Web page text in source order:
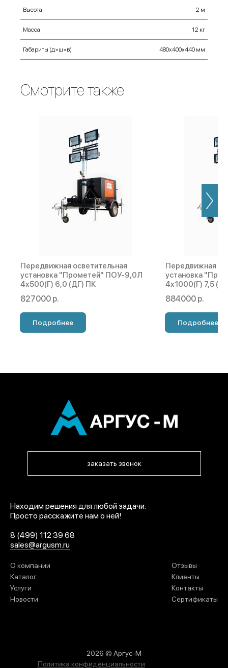
Высота 2 м
Масса 12 кг
Габариты (д×ш×в) 480х400х440 мм
Смотрите также
Передвижная осветительная
установка "Прометей" ПОУ-9,0Л
4х500(Г) 6,0 (ДГ) ПК
827000 р.
Подробнее
Передвижная
установка
4х1000(Г) 7,5
884000 р.
Подробнее
заказать звонок
Находим решения для любой задачи.
Просто расскажите нам о ней!
8 (499) 112 39 68
sales@argusm.ru
О компании
Каталог
Услуги
Новости
Отзывы
Клиенты
Контакты
Сертификаты
2026 © Аргус-М
Политика конфиденциальности